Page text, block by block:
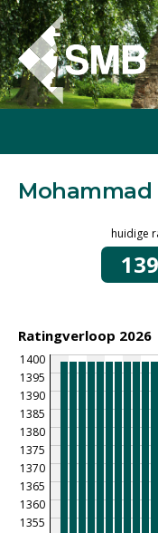
Mohammad
huidige
Ratingverloop 2026
1400
1395
1390
1385
1380
1375
1370
1365
1360
1355